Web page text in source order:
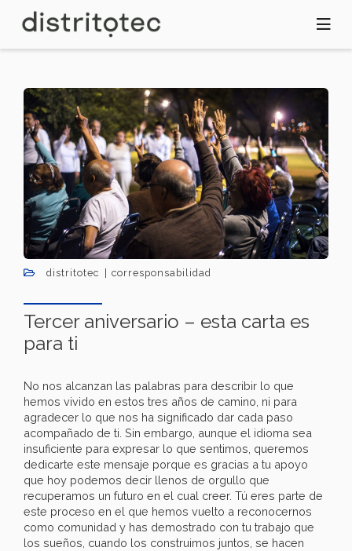
principal
distritotec corresponsabilidad
Tercer aniversario – esta carta es
para ti
No nos alcanzan las palabras para describir lo que
hemos vivido en estos tres años de camino, ni para
agradecer lo que nos ha significado dar cada paso
acompañado de ti. Sin embargo, aunque el idioma sea
insuficiente para expresar lo que sentimos, queremos
dedicarte este mensaje porque es gracias a tu apoyo
que hoy podemos decir llenos de orgullo que
recuperamos un futuro en el cual creer. Tú eres parte de
este proceso en el que hemos vuelto a reconocernos
como comunidad y has demostrado con tu trabajo que
los sueños, cuando los construimos juntos, se hacen